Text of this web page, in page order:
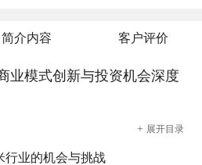
简介内容 客户评价
业模式创新与投资机会深度
+ 展开目录
行业的机会与挑战